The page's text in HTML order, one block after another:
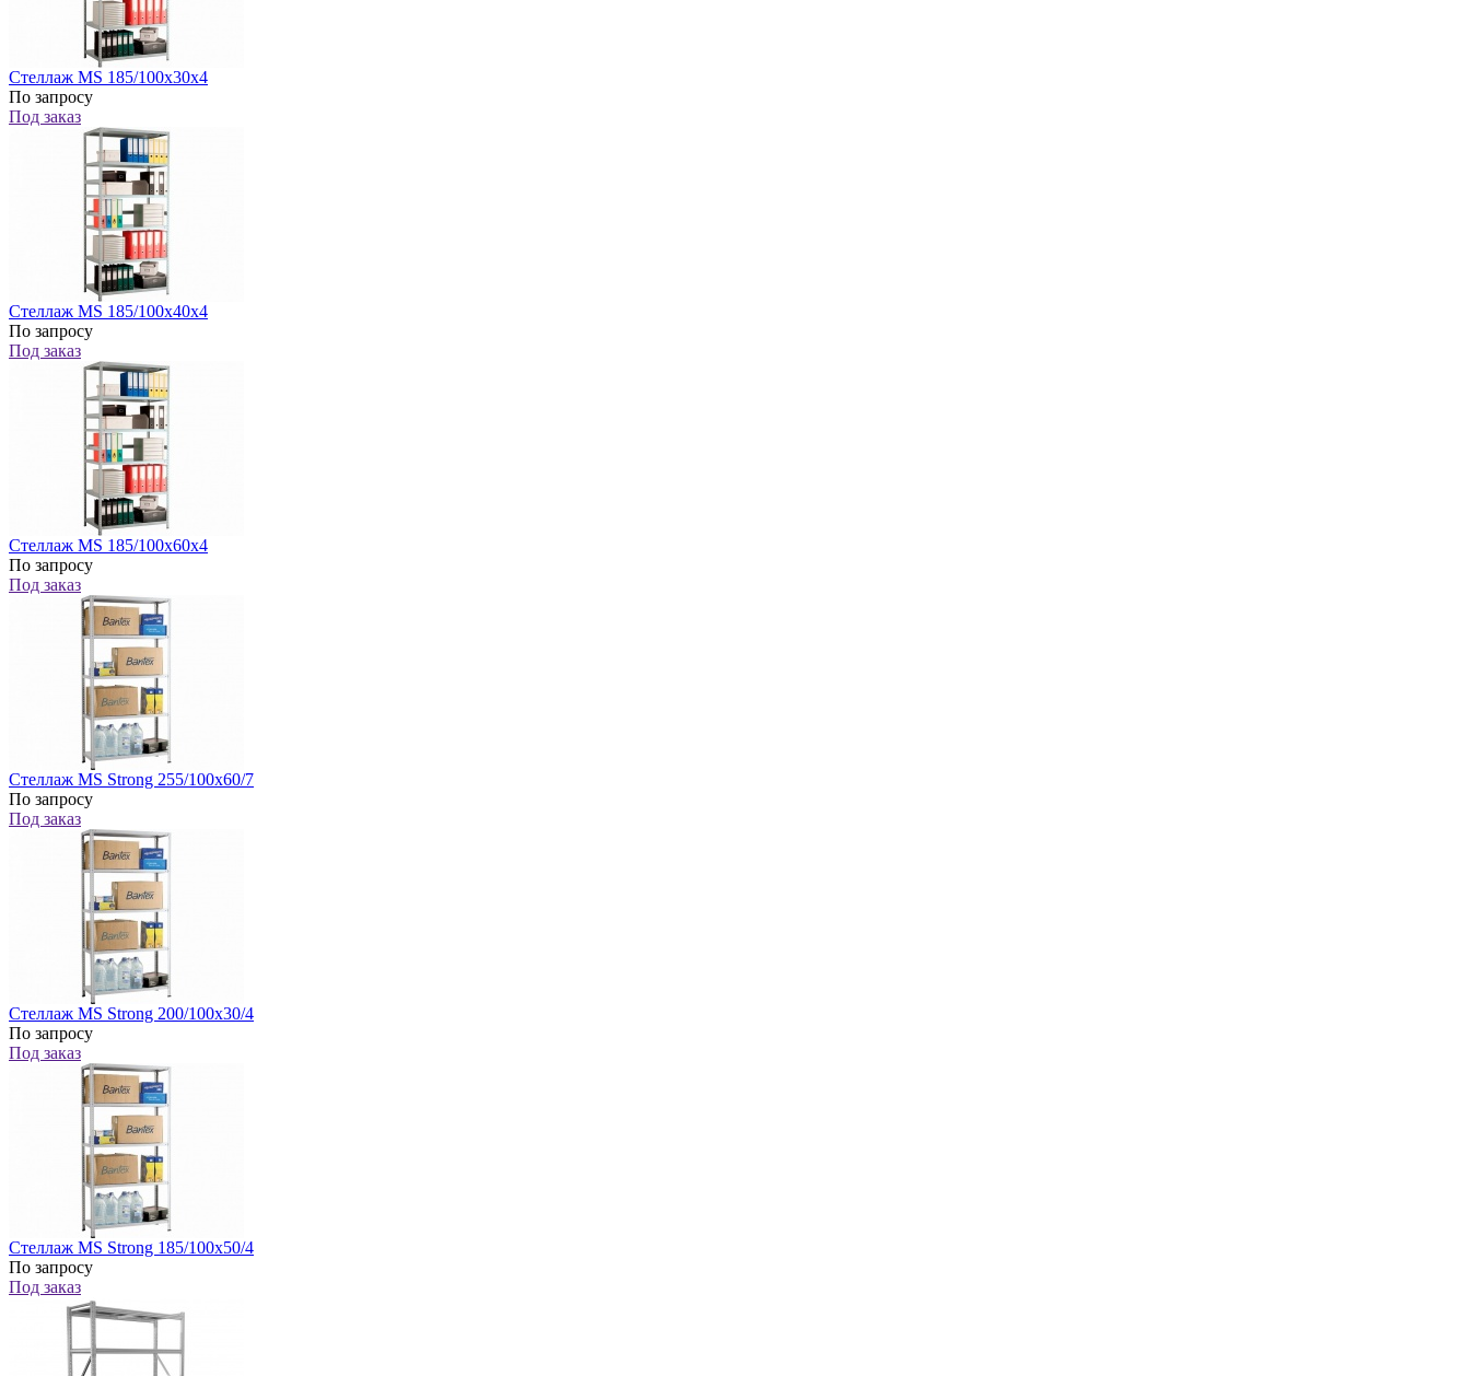
Стеллаж MS 185/100x30x4
По запросу
Под заказ
Стеллаж MS 185/100x40x4
По запросу
Под заказ
Стеллаж MS 185/100x60x4
По запросу
Под заказ
Стеллаж MS Strong 255/100x60/7
По запросу
Под заказ
Стеллаж MS Strong 200/100x30/4
По запросу
Под заказ
Стеллаж MS Strong 185/100х50/4
По запросу
Под заказ